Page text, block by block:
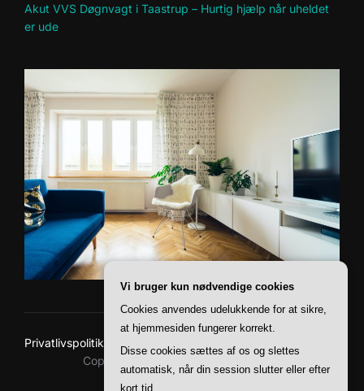
Akut VVS Døgnvagt i Taastrup – Hurtig hjælp når uheldet
er ude
Privatlivspolitik
Copyright © 2026 Baskerville Boliger
Inspiro Theme
Vi bruger kun nødvendige cookies
Cookies anvendes udelukkende for at sikre,
at hjemmesiden fungerer korrekt.
Disse cookies sættes af os og slettes
automatisk, når din session slutter eller efter
kort tid.